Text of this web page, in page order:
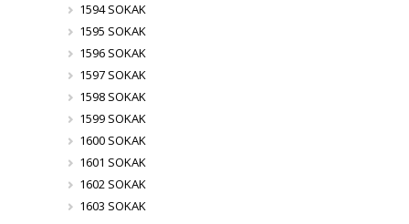
1594 SOKAK
1595 SOKAK
1596 SOKAK
1597 SOKAK
1598 SOKAK
1599 SOKAK
1600 SOKAK
1601 SOKAK
1602 SOKAK
1603 SOKAK